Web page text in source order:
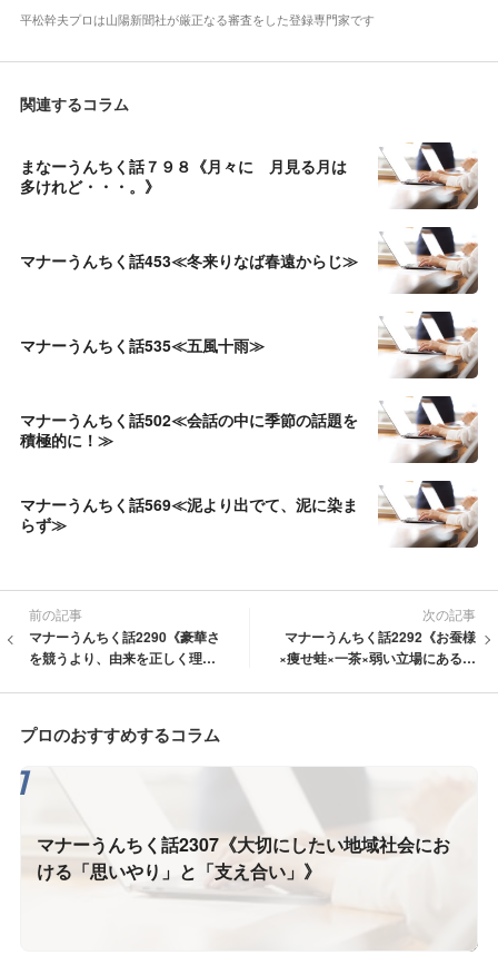
平松幹夫プロは山陽新聞社が厳正なる審査をした登録専門家です
関連するコラム
まなーうんちく話７９８《月々に 月見る月は
多けれど・・・。》
マナーうんちく話453≪冬来りなば春遠からじ≫
マナーうんちく話535≪五風十雨≫
マナーうんちく話502≪会話の中に季節の話題を
積極的に！≫
マナーうんちく話569≪泥より出でて、泥に染ま
らず≫
前の記事
マナーうんちく話2290《豪華さ
を競うより、由来を正しく理解
句」》
次の記事
マナーうんちく話2292《お蚕様
×痩せ蛙×一茶×弱い立場にある人
プロのおすすめするコラム
マナーうんちく話2307《大切にしたい地域社会にお
ける「思いやり」と「支え合い」》